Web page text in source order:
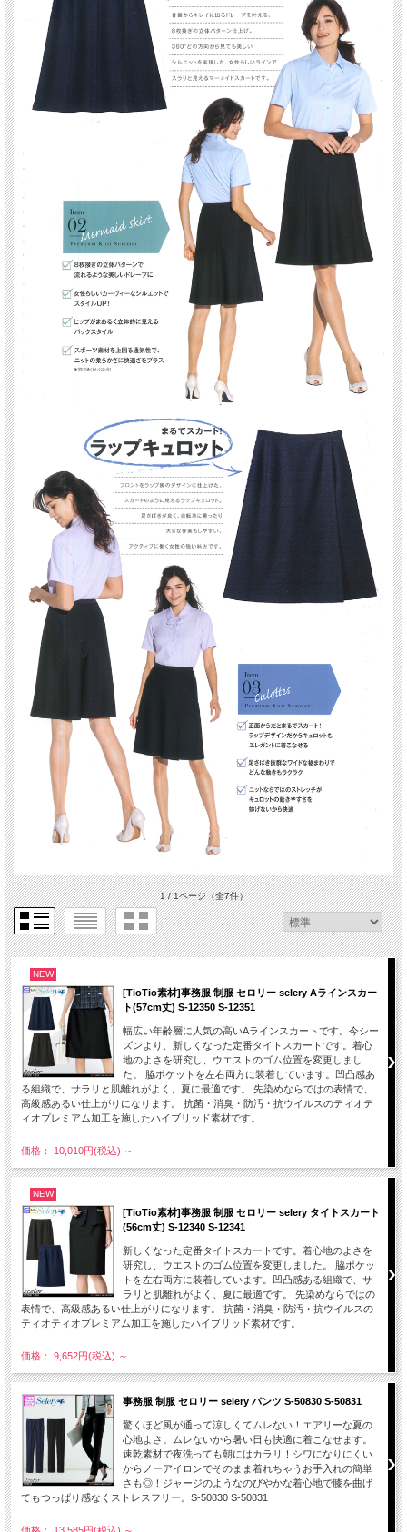
1 / 1ページ（全7件）
NEW
[TioTio素材]事務服 制服 セロリー selery Aラインスカー
ト(57cm丈) S-12350 S-12351
幅広い年齢層に人気の高いAラインスカートです。今シー
ズンより、新しくなった定番タイトスカートです。着心
地のよさを研究し、ウエストのゴム位置を変更しまし
た。 脇ポケットを左右両方に装着しています。凹凸感あ
る組織で、サラリと肌離れがよく、夏に最適です。 先染めならではの表情で、
高級感あるい仕上がりになります。 抗菌・消臭・防汚・抗ウイルスのティオテ
ィオプレミアム加工を施したハイブリッド素材です。
価格： 10,010円(税込) ～
NEW
[TioTio素材]事務服 制服 セロリー selery タイトスカート
(56cm丈) S-12340 S-12341
新しくなった定番タイトスカートです。着心地のよさを
研究し、ウエストのゴム位置を変更しました。 脇ポケッ
トを左右両方に装着しています。凹凸感ある組織で、サ
ラリと肌離れがよく、夏に最適です。 先染めならではの
表情で、高級感あるい仕上がりになります。 抗菌・消臭・防汚・抗ウイルスの
ティオティオプレミアム加工を施したハイブリッド素材です。
価格： 9,652円(税込) ～
事務服 制服 セロリー selery パンツ S-50830 S-50831
驚くほど風が通って涼しくてムレない！エアリーな夏の
心地よさ。ムレないから暑い日も快適に着こなせます。
速乾素材で夜洗っても朝にはカラリ！シワになりにくい
からノーアイロンでそのまま着れちゃうお手入れの簡単
さも◎！ジャージのようなのびやかな着心地で膝を曲げ
てもつっぱり感なくストレスフリー。S-50830 S-50831